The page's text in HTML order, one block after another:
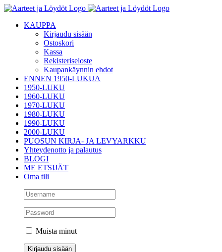
Skip
contentKAUPPA
Kirjaudu sisään
Ostoskori
Kassa
Rekisteriseloste
Kaupankäynnin ehdot
ENNEN 1950-LUKUA
1950-LUKU
1960-LUKU
1970-LUKU
1980-LUKU
1990-LUKU
2000-LUKU
PUOSUN KIRJA- JA LEVYARKKU
Yhteydenotto ja palautus
BLOGI
ME ETSIJÄT
Oma tili
Muista minut